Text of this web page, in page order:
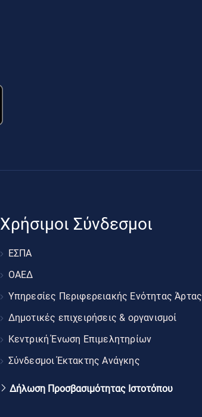
Χρήσιμοι Σύνδεσμοι
ΕΣΠΑ
ΟΑΕΔ
Υπηρεσίες Περιφερειακής Ενότητας Άρτας
Δημοτικές επιχειρήσεις & οργανισμοί
Κεντρική Ένωση Επιμελητηρίων
Σύνδεσμοι Έκτακτης Ανάγκης
Δήλωση Προσβασιμότητας Ιστοτόπου